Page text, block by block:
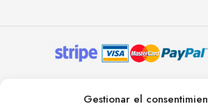
Gestionar el
RESERVADOS. AGENCIA DE